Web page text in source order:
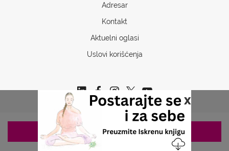
x
Adresar
Kontakt
Aktuelni oglasi
Uslovi korišćenja
Copyrights © 2026 Sva prava www.stetoskop.info
ZAKAZIVANJE 063/687-460